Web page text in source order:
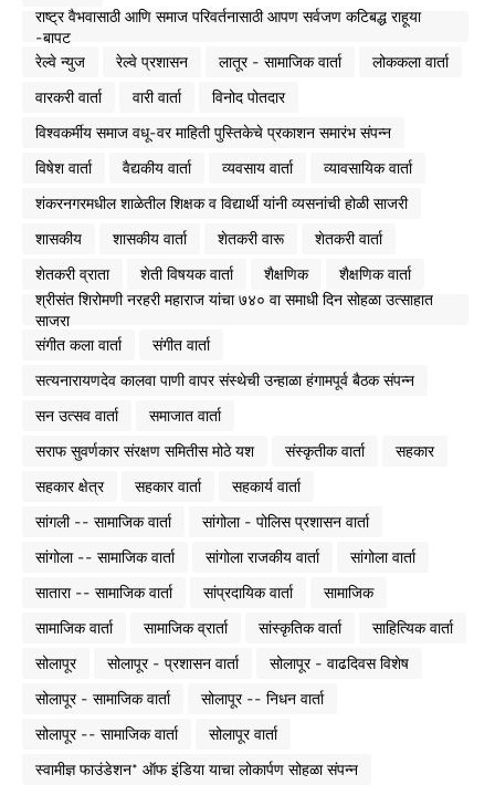
राष्ट्र वैभवासाठी आणि समाज परिवर्तनासाठी आपण सर्वजण कटिबद्ध राहूया
-बापट
रेल्वे न्युज
रेल्वे प्रशासन लातूर - सामाजिक वार्ता
लोककला वार्ता
वारकरी वार्ता
वारी वार्ता
विनोद पोतदार
विश्वकर्मीय समाज वधू-वर माहिती पुस्तिकेचे प्रकाशन समारंभ संपन्न
विषेश वार्ता
वैद्यकीय वार्ता व्यवसाय वार्ता
व्यावसायिक वार्ता
शंकरनगरमधील शाळेतील शिक्षक व विद्यार्थी यांनी व्यसनांची होळी साजरी
शासकीय
शासकीय वार्ता शेतकरी वारू
शेतकरी वार्ता
शेतकरी व्राता
शेती विषयक वार्ता शैक्षणिक
शैक्षणिक वार्ता
श्रीसंत शिरोमणी नरहरी महाराज यांचा ७४० वा समाधी दिन सोहळा उत्साहात
साजरा
संगीत कला वार्ता
संगीत वार्ता
सत्यनारायणदेव कालवा पाणी वापर संस्थेची उन्हाळा हंगामपूर्व बैठक संपन्न
सन उत्सव वार्ता
समाजात वार्ता
सराफ सुवर्णकार संरक्षण समितीस मोठे यश
संस्कृतीक वार्ता
सहकार
सहकार क्षेत्र
सहकार वार्ता
सहकार्य वार्ता
सांगली -- सामाजिक वार्ता
सांगोला - पोलिस प्रशासन वार्ता
सांगोला -- सामाजिक वार्ता
सांगोला राजकीय वार्ता
सांगोला वार्ता
सातारा -- सामाजिक वार्ता
सांप्रदायिक वार्ता
सामाजिक
सामाजिक वार्ता
सामाजिक व्रार्ता सांस्कृतिक वार्ता
साहित्यिक वार्ता
सोलापूर
सोलापूर - प्रशासन वार्ता
सोलापूर - वाढदिवस विशेष
सोलापूर - सामाजिक वार्ता
सोलापूर -- निधन वार्ता
सोलापूर -- सामाजिक वार्ता
सोलापूर वार्ता
स्वामीज्ञ फाउंडेशन* ऑफ इंडिया याचा लोकार्पण सोहळा संपन्न